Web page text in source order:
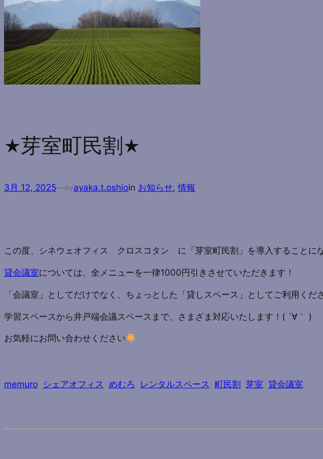
★芽室町民割★
3月 12, 2025—byayaka.t.oshioin お知らせ, 情報
この度、シネウェオフィス クロスコタン に「芽室町民割」を導入することに
貸会議室については、全メニューを一律1000円引きさせていただきます！
「会議室」としてだけでなく、ちょっとした「貸しスペース」としてご利用くだ
学習スペースから井戸端会議スペースまで、さまざま対応いたします！( ´∀｀ )
お気軽にお問い合わせください
memuro シェアオフィス めむろ レンタルスペース 町民割 芽室 貸会議室